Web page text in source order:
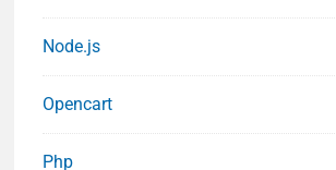
Node.js
Opencart
Php